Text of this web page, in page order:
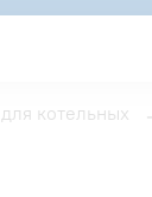
котельных